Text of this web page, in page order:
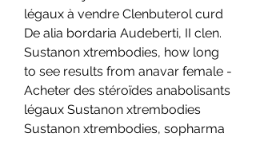
légaux à vendre Clenbuterol curd
De alia bordaria Audeberti, II clen.
Sustanon xtrembodies, how long
to see results from anavar female -
Acheter des stéroïdes anabolisants
légaux Sustanon xtrembodies
Sustanon xtrembodies, sopharma